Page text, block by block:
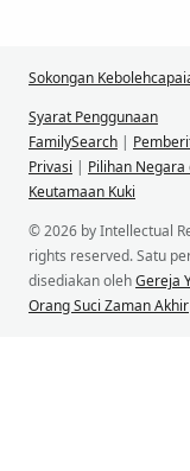
Sokongan
Syarat Penggunaan
FamilySearch |
Privasi | Pilihan Negara
Keutamaan Kuki
© 2026 by Intellectual
rights reserved. Satu
disediakan olehGereja
Orang Suci Zaman Akhir